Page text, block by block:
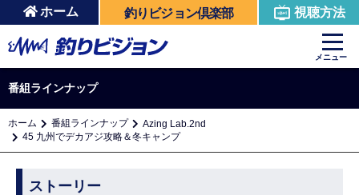
ホーム 釣りビジョン倶楽部 視聴方法
メニュー
番組ラインナップ
ホーム 番組ラインナップ
Azing Lab.2nd
45 九州でデカアジ攻略＆冬キャンプ
ストーリー